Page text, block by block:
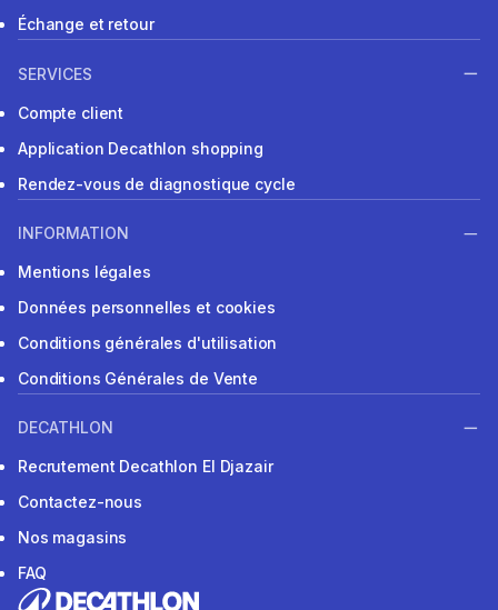
Échange et retour
SERVICES
Compte client
Application Decathlon shopping
Rendez-vous de diagnostique cycle
INFORMATION
Mentions légales
Données personnelles et cookies
Conditions générales d'utilisation
Conditions Générales de Vente
DECATHLON
Recrutement Decathlon El Djazair
Contactez-nous
Nos magasins
FAQ